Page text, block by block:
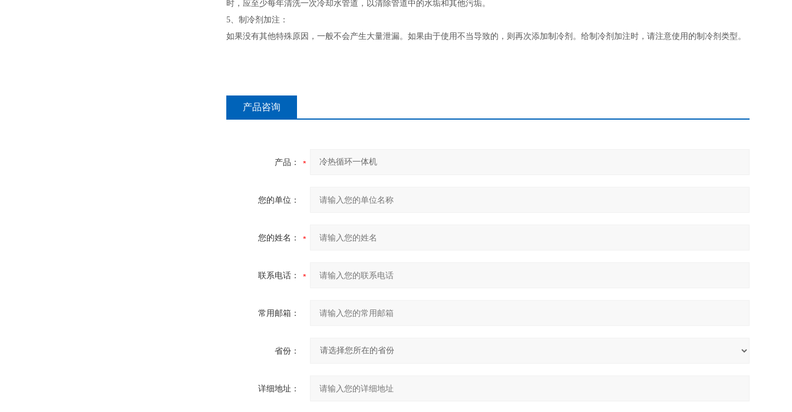
时，应至少每年清洗一次冷却水管道，以清除管道中的水垢和其他污垢。
5、制冷剂加注：
如果没有其他特殊原因，一般不会产生大量泄漏。如果由于使用不当导致的，则再次添加制冷剂。给制冷剂加注时，请注意使用的制冷剂类型。
产品咨询
产品：
您的单位：
您的姓名：
联系电话：
常用邮箱：
省份：
详细地址：